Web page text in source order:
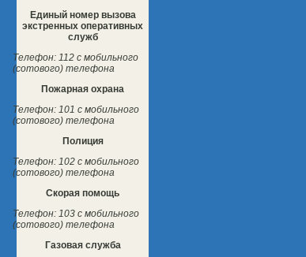
Единый номер вызова
экстренных оперативных
служб
Телефон: 112 с мобильного
(сотового) телефона
Пожарная охрана
Телефон: 101 с мобильного
(сотового) телефона
Полиция
Телефон: 102 с мобильного
(сотового) телефона
Скорая помощь
Телефон: 103 с мобильного
(сотового) телефона
Газовая служба